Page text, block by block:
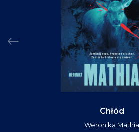
Chłód
Weronika Mathia